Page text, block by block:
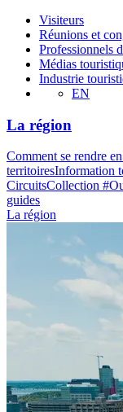
Visiteurs
Réunions et
Professionnels
Médias
Industrie
EN
La région
Comment se rendre
territoiresInformation
CircuitsCollection
guides
La région